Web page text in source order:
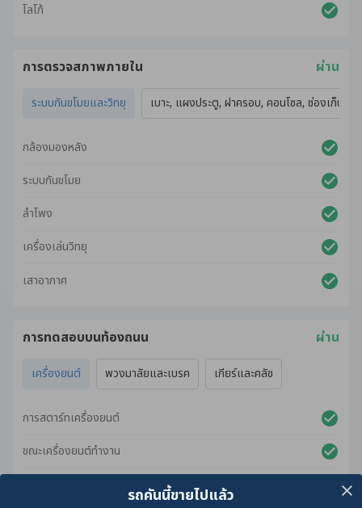
โลโก้
การตรวจสภาพภายใน ผ่าน
ระบบกันขโมยและวิทยุ เบาะ, แผงประตู, ฝาครอบ, คอนโซล, ช่องเก็บข
กล้องมองหลัง
ระบบกันขโมย
ลำโพง
เครื่องเล่นวิทยุ
เสาอากาศ
การทดสอบบนท้องถนน ผ่าน
เครื่องยนต์ พวงมาลัยและเบรค เกียร์และคลัช
การสตาร์ทเครื่องยนต์
ขณะเครื่องยนต์ทำงาน
รถคันนี้ขายไปแล้ว